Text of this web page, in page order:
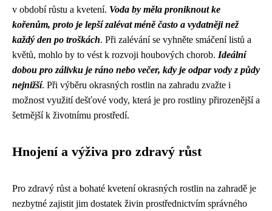
v období růstu a kvetení. Voda by měla proniknout ke
kořenům, proto je lepší zalévat méně často a vydatněji než
každý den po troškách. Při zalévání se vyhněte smáčení listů a
květů, mohlo by to vést k rozvoji houbových chorob. Ideální
dobou pro zálivku je ráno nebo večer, kdy je odpar vody z půdy
nejnižší. Při výběru okrasných rostlin na zahradu zvažte i
možnost využití dešťové vody, která je pro rostliny přirozenější a
šetrnější k životnímu prostředí.
Hnojení a výživa pro zdravý růst
Pro zdravý růst a bohaté kvetení okrasných rostlin na zahradě je
nezbytné zajistit jim dostatek živin prostřednictvím správného